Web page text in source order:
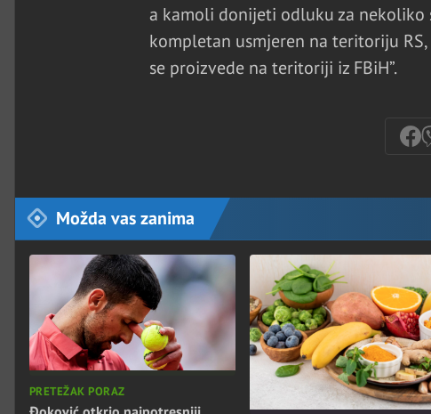
a kamoli donijeti odluku za nekoliko
kompletan usmjeren na teritoriju
se proizvede na teritoriji iz FBiH”.
Možda vas zanima
PRETEŽAK PORAZ